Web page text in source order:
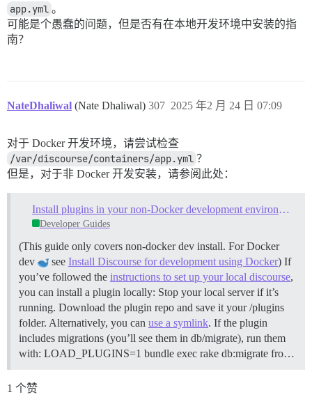
app.yml 。
可能是个愚蠢的问题，但是否有在本地开发环境中安装的指
南？
NateDhaliwal (Nate Dhaliwal) 2025 年2 月 24 日 07:09
307
对于 Docker 开发环境，请尝试检查
/var/discourse/containers/app.yml ？
但是，对于非 Docker 开发安装，请参阅此处：
Install plugins in your non-Docker development environment
Developer Guides
(This guide only covers non-docker dev install. For Docker
dev
see Install Discourse for development using Docker) If
you’ve followed the instructions to set up your local discourse,
you can install a plugin locally: Stop your local server if it’s
running. Download the plugin repo and save it your /plugins
folder. Alternatively, you can use a symlink. If the plugin
includes migrations (you’ll see them in db/migrate), run them
with: LOAD_PLUGINS=1 bundle exec rake db:migrate fro…
1 个赞